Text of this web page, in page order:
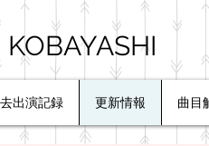
出演記録 更新情報 曲目